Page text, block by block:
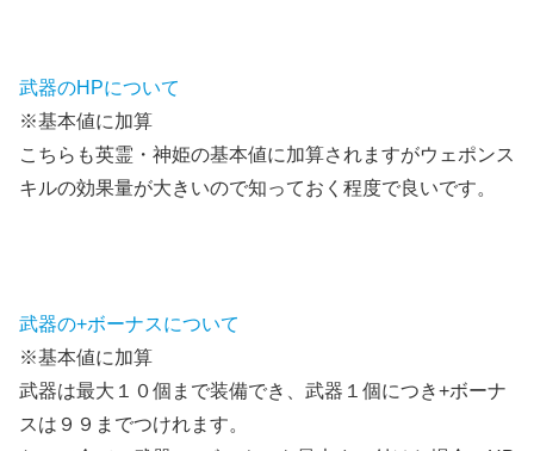
武器のHPについて
※基本値に加算
こちらも英霊・神姫の基本値に加算されますがウェポンス
キルの効果量が大きいので知っておく程度で良いです。
武器の+ボーナスについて
※基本値に加算
武器は最大１０個まで装備でき、武器１個につき+ボーナ
スは９９までつけれます。